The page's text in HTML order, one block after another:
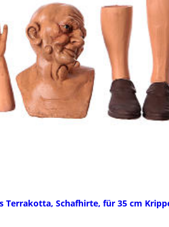
Terrakotta, Schafhirte, für 35 cm